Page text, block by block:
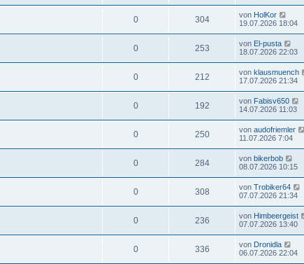
0 304 von HolKor
19.07.2026 18:04
0 253 von El-pusta
18.07.2026 22:03
0 212 von klausmuench
17.07.2026 21:34
0 192 von Fabisv650
14.07.2026 11:03
0 250 von audofriemler
11.07.2026 7:04
0 284 von bikerbob
08.07.2026 10:15
0 308 von Trobiker64
07.07.2026 21:34
0 236 von Himbeergeist
07.07.2026 13:40
0 336 von Dronidla
06.07.2026 22:04